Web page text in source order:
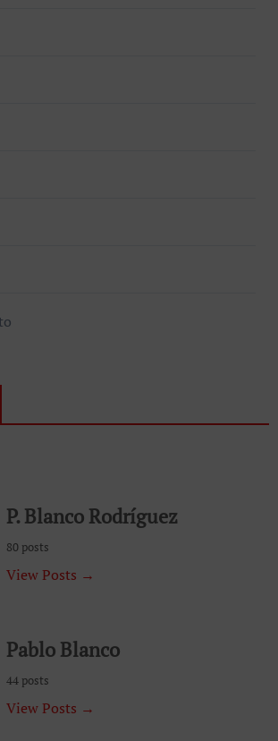
P. Blanco Rodríguez
80 posts
View Posts →
Pablo Blanco
44 posts
View Posts →